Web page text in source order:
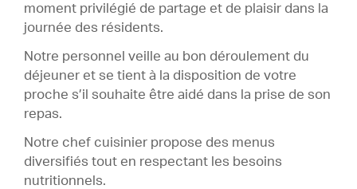
moment privilégié de partage et de plaisir dans la
journée des résidents.
Notre personnel veille au bon déroulement du
déjeuner et se tient à la disposition de votre
proche s’il souhaite être aidé dans la prise de son
repas.
Notre chef cuisinier propose des menus
diversifiés tout en respectant les besoins
nutritionnels.